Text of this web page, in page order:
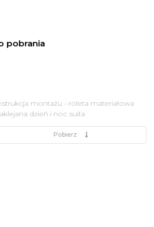
pobrania
montażu - roleta materiałowa
dzień i noc suita
Pobierz